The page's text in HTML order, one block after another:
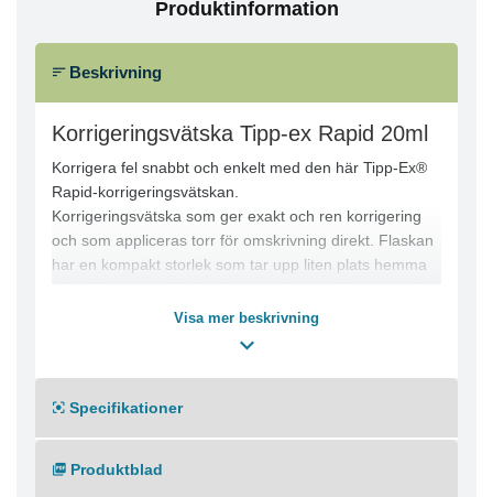
Produktinformation
Beskrivning
Korrigeringsvätska Tipp-ex Rapid 20ml
Korrigera fel snabbt och enkelt med den här Tipp-Ex®
Rapid-korrigeringsvätskan.
Korrigeringsvätska som ger exakt och ren korrigering
och som appliceras torr för omskrivning direkt. Flaskan
har en kompakt storlek som tar upp liten plats hemma
skumgummiapplikator.
Det är bra när du behöver påföra den exakt och
stora ytor.
- Kompakt storlek tar upp litet utrymme - Torkar direkt
Visa mer beskrivning
Specifikationer
Produktblad